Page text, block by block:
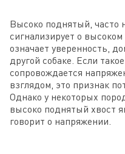
Высоко поднятый, часто
сигнализирует о
означает уверенность,
другой собаке. Если
сопровождается
взглядом, это признак
Однако у некоторых
высоко поднятый хвост
говорит о напряжении.